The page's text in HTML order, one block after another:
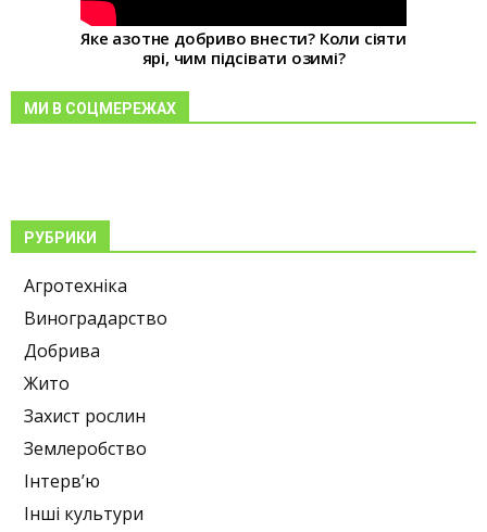
Яке азотне добриво внести? Коли сіяти
ярі, чим підсівати озимі?
МИ В СОЦМЕРЕЖАХ
РУБРИКИ
Агротехніка
Виноградарство
Добрива
Жито
Захист рослин
Землеробство
Інтерв’ю
Інші культури